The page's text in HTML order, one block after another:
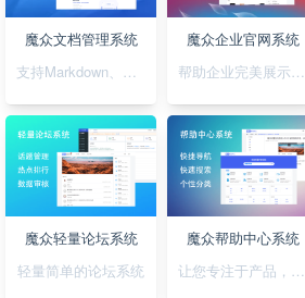
魔众文档管理系统
支持Markdown、图表、脑图、富文本的文档管理系统
魔众企业官网系统
帮助企业完美展示自己的形象
魔众轻量论坛系统
轻量简单的论坛系统
魔众帮助中心系统
让您专注于产品，无需为帮助中心的建设担忧